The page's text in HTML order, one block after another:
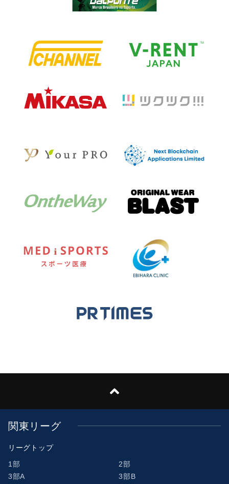
関東リーグ
リーグトップ
1部
2部
3部A
3部B